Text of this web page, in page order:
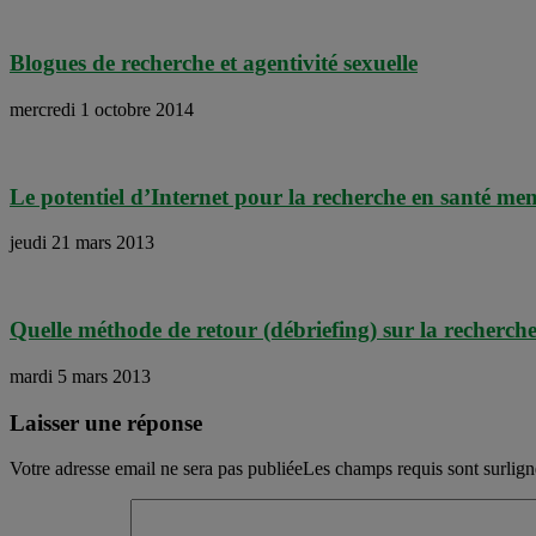
Blogues de recherche et agentivité sexuelle
mercredi 1 octobre 2014
Le potentiel d’Internet pour la recherche en santé
jeudi 21 mars 2013
Quelle méthode de retour (débriefing) sur la
mardi 5 mars 2013
Laisser une réponse
Votre adresse email ne sera pas publiéeLes champs requis sont